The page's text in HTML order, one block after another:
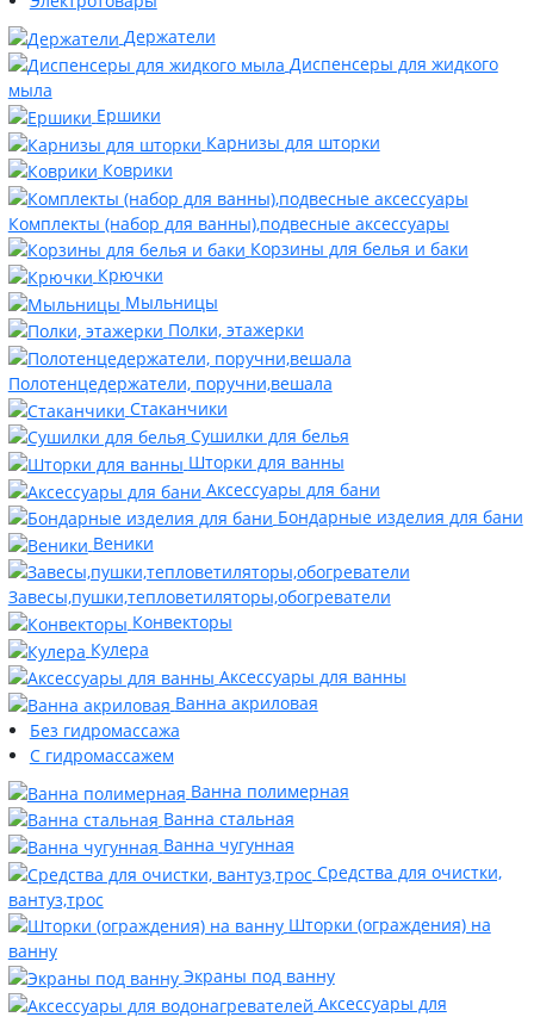
Держатели
Диспенсеры для жидкого
мыла
Ершики
Карнизы для шторки
Коврики
Комплекты (набор для ванны),подвесные аксессуары
Корзины для белья и баки
Крючки
Мыльницы
Полки, этажерки
Полотенцедержатели, поручни,вешала
Стаканчики
Сушилки для белья
Шторки для ванны
Аксессуары для бани
Бондарные изделия для бани
Веники
Завесы,пушки,тепловетиляторы,обогреватели
Конвекторы
Кулера
Аксессуары для ванны
Ванна акриловая
Без гидромассажа
С гидромассажем
Ванна полимерная
Ванна стальная
Ванна чугунная
Средства для очистки,
вантуз,трос
Шторки (ограждения) на
ванну
Экраны под ванну
Аксессуары для